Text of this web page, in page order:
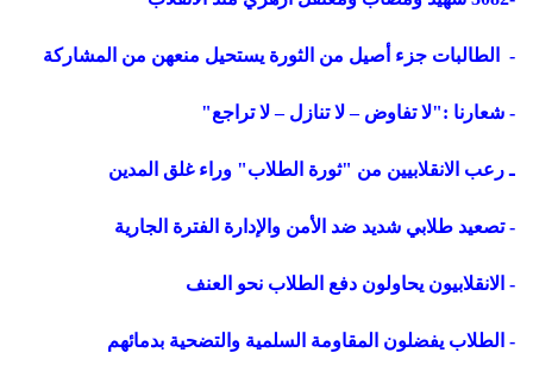
- الطالبات جزء أصيل من الثورة يستحيل منعهن من المشاركة
- شعارنا :"لا تفاوض – لا تنازل – لا تراجع"
ـ رعب الانقلابيين من "ثورة الطلاب" وراء غلق المدين
- تصعيد طلابي شديد ضد الأمن والإدارة الفترة الجارية
- الانقلابيون يحاولون دفع الطلاب نحو العنف
- الطلاب يفضلون المقاومة السلمية والتضحية بدمائهم